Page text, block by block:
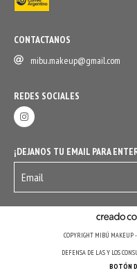
CONTACTANOS
mibu.makeup@gmail.com
REDES SOCIALES
¡DEJANOS TU EMAIL PARA
COPYRIGHT MIBÚ MAKEUP -
DEFENSA DE LAS Y LOS
BOTÓN